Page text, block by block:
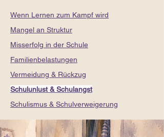
Wenn Lernen zum Kampf wird
Mangel an Struktur
Misserfolg in der Schule
Familienbelastungen
Vermeidung & Rückzug
Schulunlust & Schulangst
Schulismus & Schulverweigerung